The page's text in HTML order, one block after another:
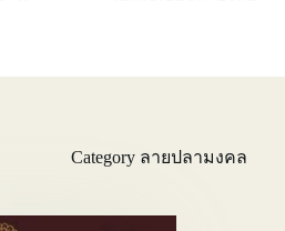
Category ลายปลามงคล